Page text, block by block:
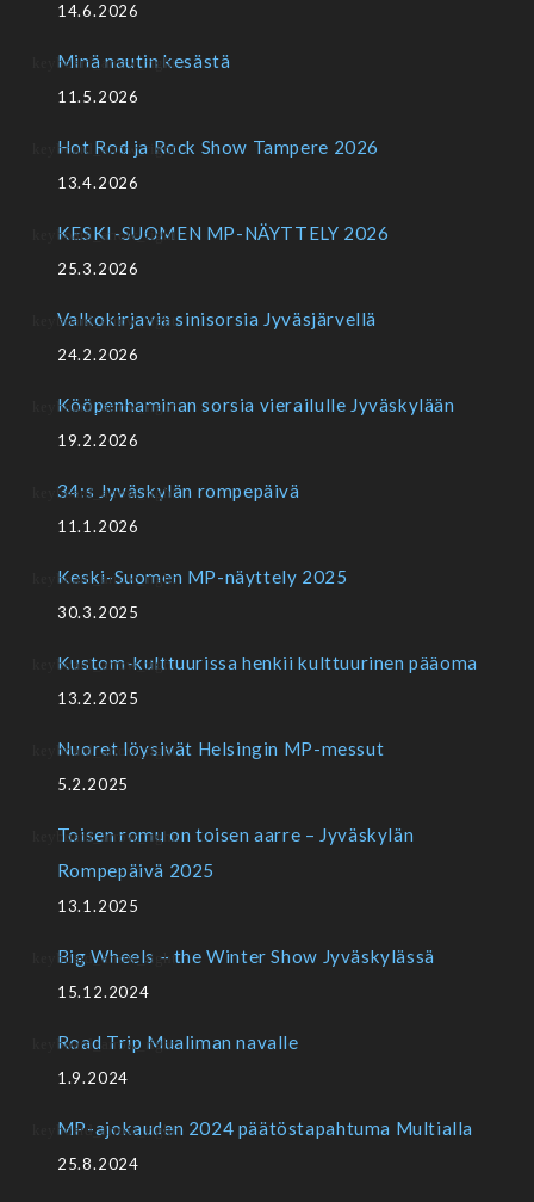
14.6.2026
Minä nautin kesästä
11.5.2026
Hot Rod ja Rock Show Tampere 2026
13.4.2026
KESKI-SUOMEN MP-NÄYTTELY 2026
25.3.2026
Valkokirjavia sinisorsia Jyväsjärvellä
24.2.2026
Kööpenhaminan sorsia vierailulle Jyväskylään
19.2.2026
34:s Jyväskylän rompepäivä
11.1.2026
Keski-Suomen MP-näyttely 2025
30.3.2025
Kustom-kulttuurissa henkii kulttuurinen pääoma
13.2.2025
Nuoret löysivät Helsingin MP-messut
5.2.2025
Toisen romu on toisen aarre – Jyväskylän
Rompepäivä 2025
13.1.2025
Big Wheels – the Winter Show Jyväskylässä
15.12.2024
Road Trip Mualiman navalle
1.9.2024
MP-ajokauden 2024 päätöstapahtuma Multialla
25.8.2024